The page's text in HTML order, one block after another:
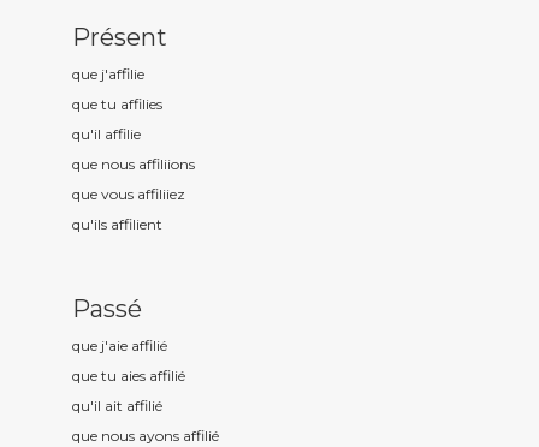
Présent
que j'affilie
que tu affilies
qu'il affilie
que nous affiliions
que vous affiliiez
qu'ils affilient
Passé
que j'aie affilié
que tu aies affilié
qu'il ait affilié
que nous ayons affilié